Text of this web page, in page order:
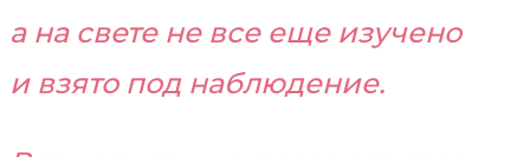
а на свете не все еще изучено
и взято под наблюдение.